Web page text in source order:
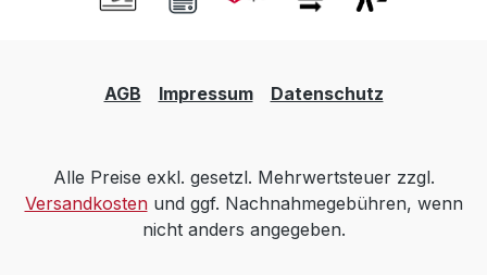
AGB Impressum Datenschutz
Alle Preise exkl. gesetzl. Mehrwertsteuer zzgl.
Versandkostenund ggf. Nachnahmegebühren, wenn
nicht anders angegeben.